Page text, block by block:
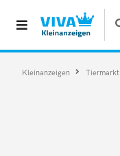
Kleinanzeigen Tiermarkt